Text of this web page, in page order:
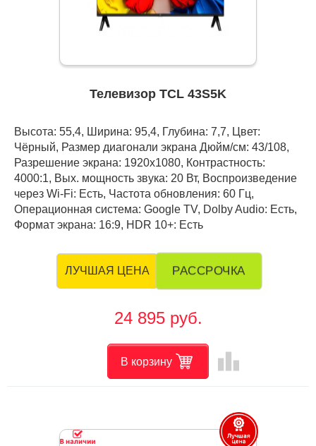
Телевизор TCL 43S5K
Высота: 55,4, Ширина: 95,4, Глубина: 7,7, Цвет:
Чёрный, Размер диагонали экрана Дюйм/см: 43/108,
Разрешение экрана: 1920x1080, Контрастность:
4000:1, Вых. мощность звука: 20 Вт, Воспроизведение
через Wi-Fi: Есть, Частота обновления: 60 Гц,
Операционная система: Google TV, Dolby Audio: Есть,
Формат экрана: 16:9, HDR 10+: Есть
ЛУЧШАЯ ЦЕНА РАССРОЧКА
24 895 руб.
В корзину leaderboard